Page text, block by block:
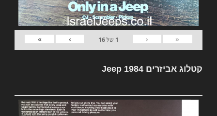
«
‹
1 של16
›
»
קטלוג אביזרים Jeep 1984